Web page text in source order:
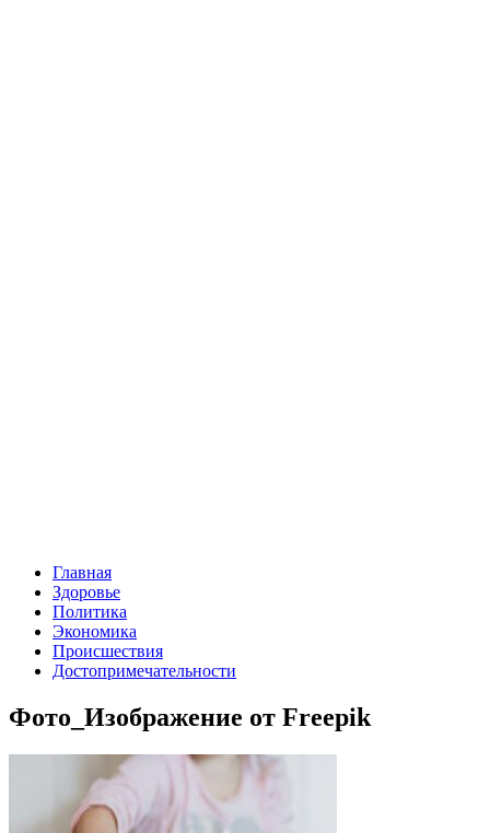
Главная
Здоровье
Политика
Экономика
Происшествия
Достопримечательности
Фото_Изображение от Freepik